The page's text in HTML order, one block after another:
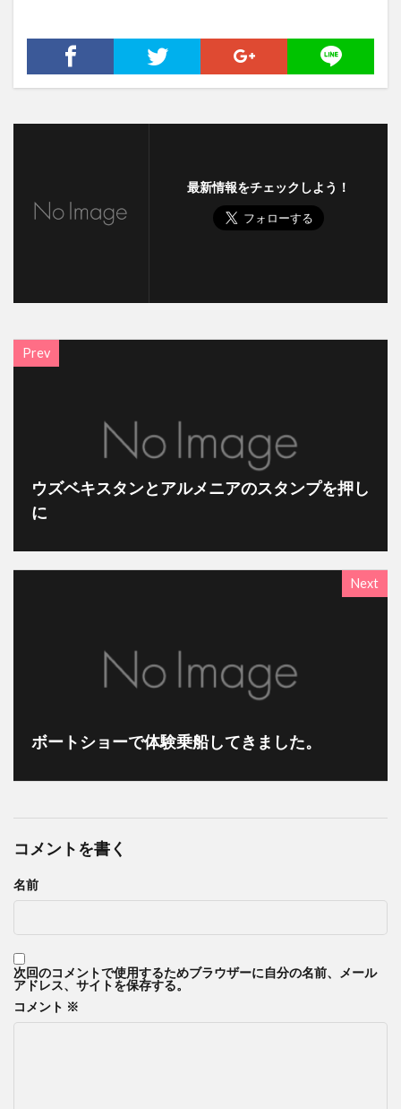
最新情報をチェックしよう！
Prev
ウズベキスタンとアルメニアのスタンプを押し
に
Next
ボートショーで体験乗船してきました。
コメントを書く
名前
次回のコメントで使用するためブラウザーに自分の名前、メール
アドレス、サイトを保存する。
コメント ※